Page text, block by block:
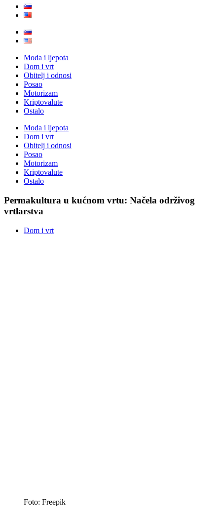
Moda i ljepota
Dom i vrt
Obitelj i odnosi
Posao
Motorizam
Kriptovalute
Ostalo
Moda i ljepota
Dom i vrt
Obitelj i odnosi
Posao
Motorizam
Kriptovalute
Ostalo
Permakultura u kućnom vrtu: Načela održivog
vrtlarstva
Dom i vrt
Foto: Freepik